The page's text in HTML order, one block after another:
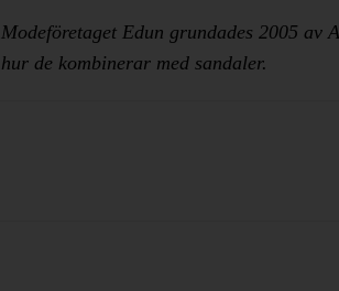
Modeföretaget Edun grundades 2005
hur de kombinerar med sandaler.